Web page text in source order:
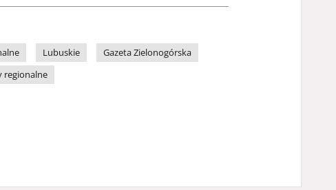
Lubuskie
Gazeta Zielonogórska
regionalne